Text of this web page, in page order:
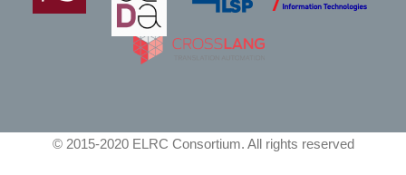
© 2015-2020 ELRC Consortium. All rights reserved